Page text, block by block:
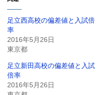
足立西高校の偏差値と入試倍
率
2016年5月26日
東京都
足立新田高校の偏差値と入試
倍率
2016年5月26日